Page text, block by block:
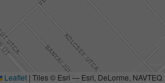
Leaflet | Tiles © Esri — Esri, DeLorme, NAVTEQ